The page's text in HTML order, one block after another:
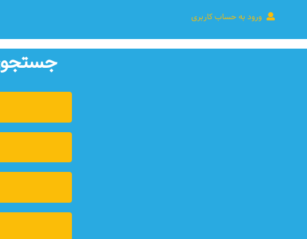
ورود به حساب کاربری